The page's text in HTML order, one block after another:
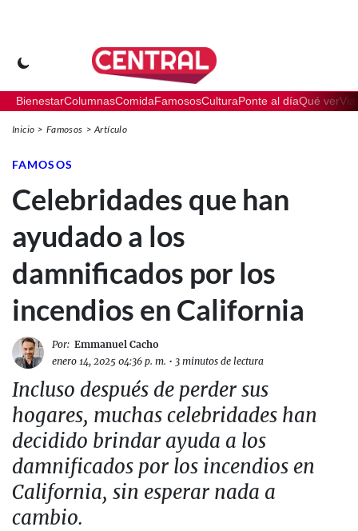
BienestarColumnasComidaFamososCulturaPonte al díaQué ver
Inicio Famosos Artículo
FAMOSOS
Celebridades que han
ayudado a los
damnificados por los
incendios en California
Por: Emmanuel Cacho
enero 14, 2025 04:36 p. m. • 3 minutos de lectura
Incluso después de perder sus
hogares, muchas celebridades han
decidido brindar ayuda a los
damnificados por los incendios en
California, sin esperar nada a
cambio.